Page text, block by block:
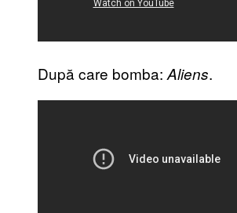
După care bomba: Aliens.